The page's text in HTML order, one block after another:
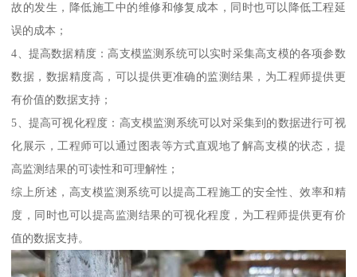
故的发生，降低施工中的维修和修复成本，同时也可以降低工程延
误的成本；
4、提高数据精度：高支模监测系统可以实时采集高支模的各项参数
数据，数据精度高，可以提供更准确的监测结果，为工程师提供更
有价值的数据支持；
5、提高可视化程度：高支模监测系统可以对采集到的数据进行可视
化展示，工程师可以通过图表等方式直观地了解高支模的状态，提
高监测结果的可读性和可理解性；
综上所述，高支模监测系统可以提高工程施工的安全性、效率和精
度，同时也可以提高监测结果的可视化程度，为工程师提供更有价
值的数据支持。